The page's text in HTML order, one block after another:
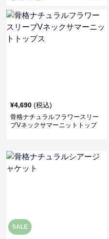
¥4,690 (税込)
骨格ナチュラルフラワースリー
ブVネックサマーニットトップ
SALE